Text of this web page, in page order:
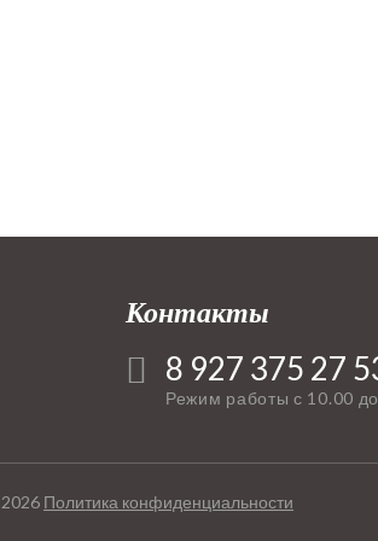
Контакты
8 927 375 27
Режим работы с 10.00
2026 Политика конфиденциальности